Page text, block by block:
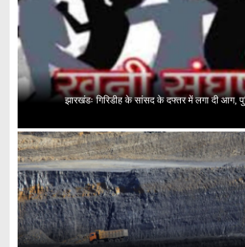
झारखंडः गिरिडीह के सांसद के दफ्तर में लगा दी आग,